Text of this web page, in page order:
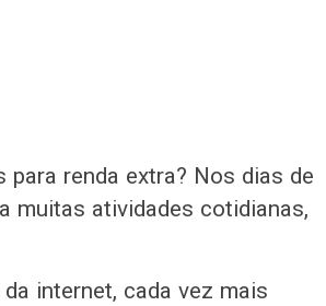
para renda extra? Nos dias de
muitas atividades cotidianas,
internet, cada vez mais